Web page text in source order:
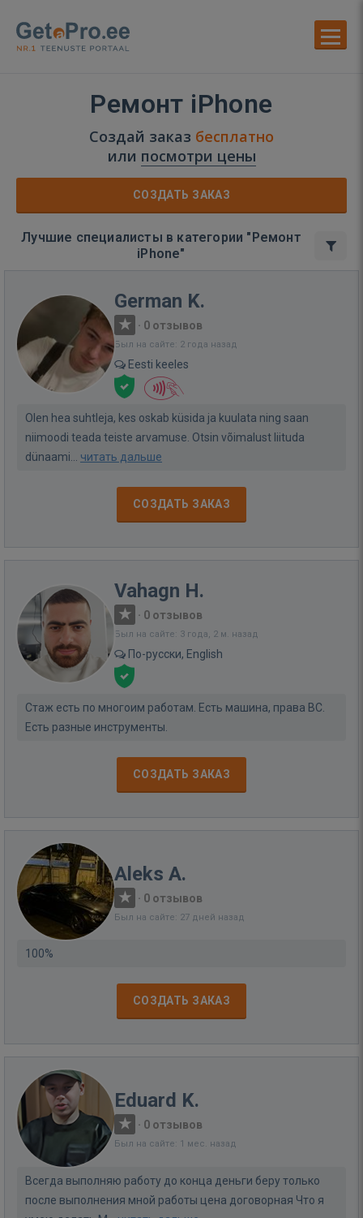
Ремонт iPhone
Создай заказ бесплатно
или посмотри цены
СОЗДАТЬ ЗАКАЗ
Лучшие специалисты в категории "Ремонт
iPhone"
German K.
· 0 отзывов
Был на сайте: 2 года назад
Eesti keeles
Olen hea suhtleja, kes oskab küsida ja kuulata ning saan
niimoodi teada teiste arvamuse. Otsin võimalust liituda
dünaami... читать дальше
СОЗДАТЬ ЗАКАЗ
Vahagn H.
· 0 отзывов
Был на сайте: 3 года, 2 м. назад
По-русски, English
Стаж есть по многоим работам. Есть машина, права BC.
Есть разные инструменты.
СОЗДАТЬ ЗАКАЗ
Aleks A.
· 0 отзывов
Был на сайте: 27 дней назад
100%
СОЗДАТЬ ЗАКАЗ
Eduard K.
· 0 отзывов
Был на сайте: 1 мес. назад
Всегда выполняю работу до конца деньги беру только
после выполнения мной работы цена договорная Что я